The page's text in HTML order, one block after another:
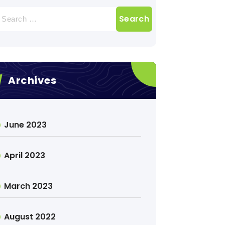
Archives
June 2023
April 2023
March 2023
August 2022